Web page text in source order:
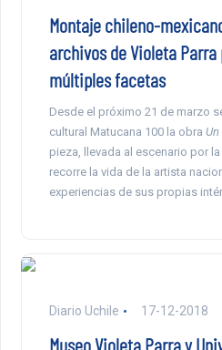
Montaje chileno-
archivos de Violeta
múltiples facetas
Desde el próximo 21 de marzo
cultural Matucana 100 la obra
pieza, llevada al escenario por
recorre la vida de la artista
experiencias de sus propias
Diario Uchile 17-12-2018
Museo Violeta Parra y